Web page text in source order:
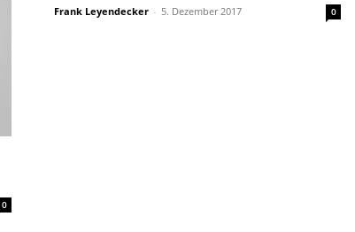
0
Frank Leyendecker - 5. Dezember 2017 0